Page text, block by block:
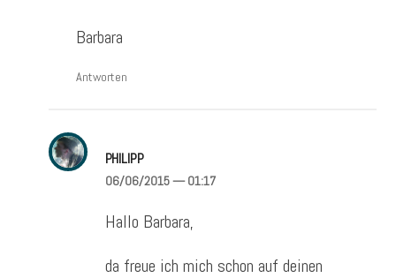
Barbara
Antworten
PHILIPP
06/06/2015— 01:17
Hallo Barbara,
da freue ich mich schon auf deinen